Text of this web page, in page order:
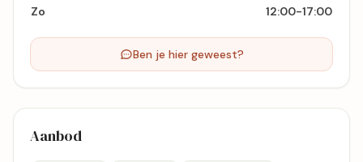
Zo
12:00-17:00
Ben je hier geweest?
Aanbod